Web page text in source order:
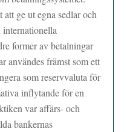
ge ut egna sedlar och
former av betalningar
användes främst som ett
som reservvaluta för
inflytande för en
var affärs- och
bankernas